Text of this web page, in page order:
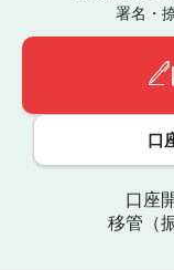
署名・
口
口座
移管（